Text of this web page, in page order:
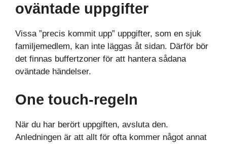
oväntade uppgifter
Vissa ”precis kommit upp” uppgifter, som en sjuk
familjemedlem, kan inte läggas åt sidan. Därför bör
det finnas buffertzoner för att hantera sådana
oväntade händelser.
One touch-regeln
När du har berört uppgiften, avsluta den.
Anledningen är att allt för ofta kommer något annat